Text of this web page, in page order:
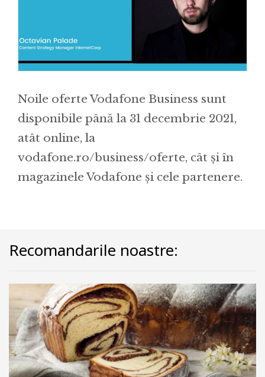
Noile oferte Vodafone Business sunt
disponibile până la 31 decembrie 2021,
atât online, la
vodafone.ro/business/oferte, cât și în
magazinele Vodafone și cele partenere.
Recomandarile noastre: